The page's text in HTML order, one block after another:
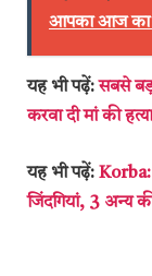
आपका आज का
यह भी पढ़ें:सबसे
करवा दी मां की
यह भी पढ़ें:
जिंदगियां, 3 अन्य